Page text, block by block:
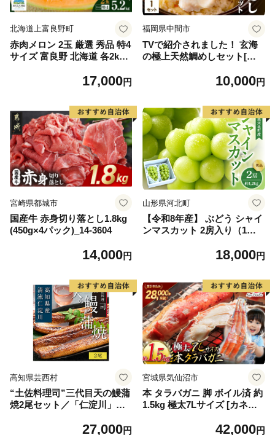
北海道上富良野町
赤肉メロン 2玉 厳選 秀品 特4
サイズ 富良野 北海道 各2kg
富良野 メロン めろん 果物 く
17,000円
福岡県中間市
TVで紹介されました！ 玄海
の極上天然鯛めしセット[鯛
だし]【010-0001】10,000円
宮崎県都城市
国産牛 赤身切り落とし1.8kg
(450g×4パック)_14-3604
14,000円
山形県河北町
【令和8年産】 ぶどう シャイ
ンマスカット 2房入り（1房6
産【山形eLab】 ka074-023-r
18,000円
高知県芸西村
“土佐料理司”三代目天の鰻蒲
焼2尾セット／「仁淀川」水
殖 国産・高知県産〈高知市共
27,000円
宮城県気仙沼市
本 タラバガニ 脚 ボイル済 約
1.5kg 極太7Lサイズ [カネダ
6] カニ かに 蟹 たらばがに た
42,000円